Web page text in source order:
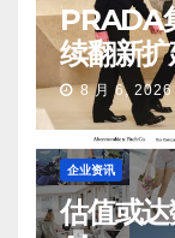
PRADA
续翻新
第二、
8 月 6, 2026
企业资讯
估值或